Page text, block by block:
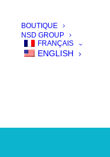
BOUTIQUE
NSD GROUP
FRANÇAIS
ENGLISH